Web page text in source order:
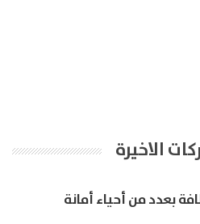
الاخيرة
بعدد من أحياء أمانة